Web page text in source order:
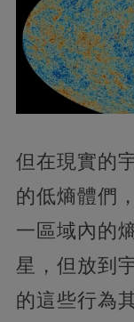
但在現實的
的低熵體們
一區域內的
星，但放到
的這些行為